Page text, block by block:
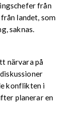
från
landet, som
saknas.
närvara på
konflikten i
planerar en